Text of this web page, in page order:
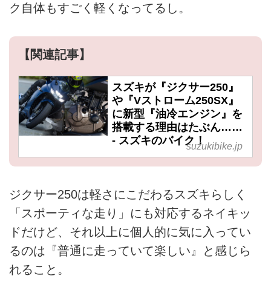
ク自体もすごく軽くなってるし。
【関連記事】
スズキが『ジクサー250』
や『Vストローム250SX』
に新型『油冷エンジン』を
搭載する理由はたぶん……
- スズキのバイク！suzukibike.jp
ジクサー250は軽さにこだわるスズキらしく
「スポーティな走り」にも対応するネイキッ
ドだけど、それ以上に個人的に気に入ってい
るのは『普通に走っていて楽しい』と感じら
れること。